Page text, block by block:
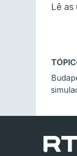
Lê as